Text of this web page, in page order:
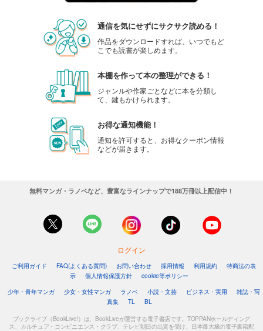
通信を気にせずにサクサク読める！
作品をダウンロードすれば、いつでもど
こでも読書が楽しめます。
本棚を作って本の整理ができる！
ジャンルや作家ごとなどに本を分類し
て、鍵もかけられます。
お得な通知機能！
通知を許可すると、お得なクーポン情報
などが届きます。
無料マンガ・ラノベなど、豊富なラインナップで188万冊以上配信中！
ログイン
ご利用ガイド FAQ(よくある質問) お問い合わせ 採用情報 利用規約
特商法の表
示
個人情報保護方針
cookie等ポリシー
少年・青年マンガ
少女・女性マンガ ラノベ 小説・文芸 ビジネス・実用
雑誌・写
真集
TL BL
ブックライブ（BookLive!）は、BookLiveが運営する電子書店です。TOPPANホールディング
ス、カルチュア・コンビニエンス・クラブ、テレビ朝日の出資を受け、日本最大級の電子書籍配